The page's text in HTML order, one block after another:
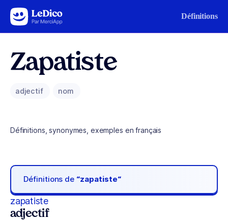
Aller au contenu Définitions
Zapatiste
adjectif nom
Définitions, synonymes, exemples en français
Définitions de “zapatiste“
zapatiste
adjectif